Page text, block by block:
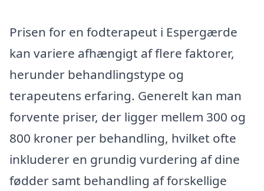
Prisen for en fodterapeut i Espergærde
kan variere afhængigt af flere faktorer,
herunder behandlingstype og
terapeutens erfaring. Generelt kan man
forvente priser, der ligger mellem 300 og
800 kroner per behandling, hvilket ofte
inkluderer en grundig vurdering af dine
fødder samt behandling af forskellige